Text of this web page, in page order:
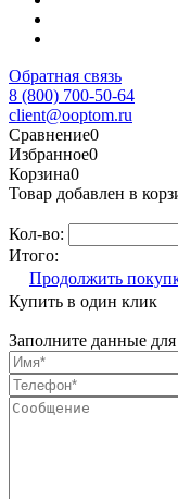
Обратная связь
8 (800) 700-50-64
client@ooptom.ru
Сравнение0
Избранное0
Корзина0
Товар добавлен в
Кол-во:
Итого:
Продолжить
Купить в один клик
Заполните данные для